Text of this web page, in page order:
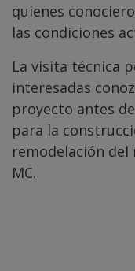
quienes
las condiciones
La visita técnica
interesadas
proyecto antes
para la
remodelación del
MC.